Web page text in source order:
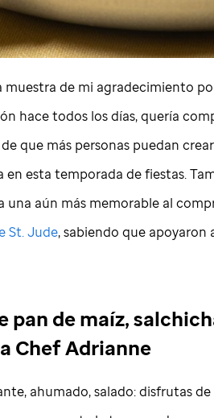
muestra de mi agradecimiento
hace todos los días, quería
que más personas puedan
en esta temporada de fiestas.
una aún más memorable al
St. Jude, sabiendo que apoyaron
pan de maíz,
Chef Adrianne
ahumado, salado: disfrutas